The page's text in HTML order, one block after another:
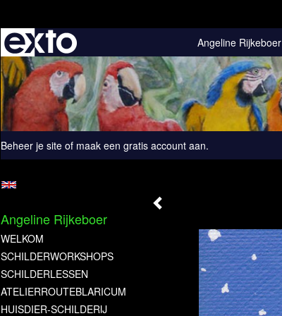
Angeline Rijkeboer
Beheer je site of maak een gratis account aan.
Angeline Rijkeboer
WELKOM
SCHILDERWORKSHOPS
SCHILDERLESSEN
ATELIERROUTEBLARICUM
HUISDIER-SCHILDERIJ